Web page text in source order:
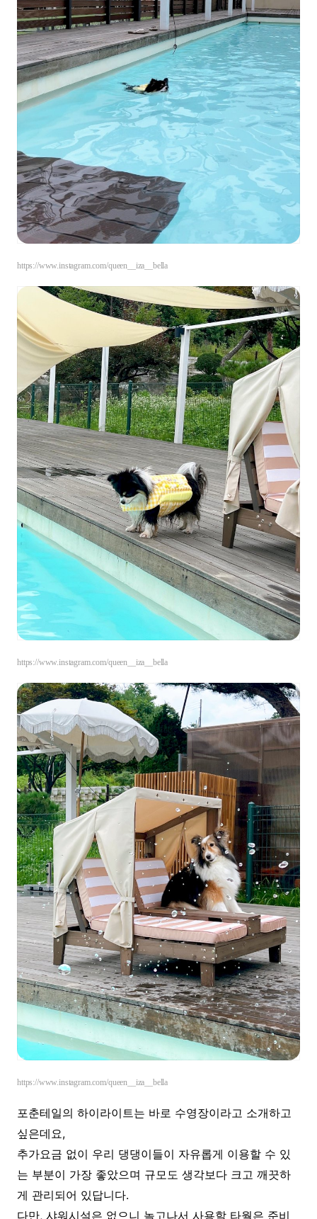
https://www.instagram.com/queen__iza__bella
https://www.instagram.com/queen__iza__bella
https://www.instagram.com/queen__iza__bella
포춘테일의 하이라이트는 바로 수영장이라고 소개하고
싶은데요,
추가요금 없이 우리 댕댕이들이 자유롭게 이용할 수 있
는 부분이 가장 좋았으며 규모도 생각보다 크고 깨끗하
게 관리되어 있답니다.
다만, 샤워시설은 없으니 놀고나서 사용할 타월은 준비